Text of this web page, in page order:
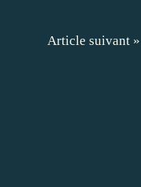
Article suivant »